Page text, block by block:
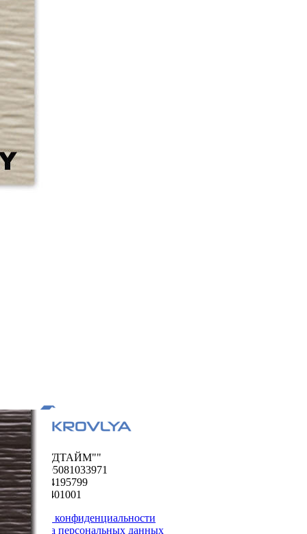
ООО "ФУДТАЙМ""
ОГРН 1195081033971
ИНН 5024195799
КПП 502401001
Политика конфиденциальности
Обработка персональных данных